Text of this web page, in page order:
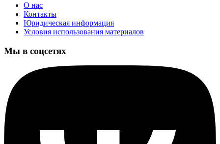
О нас
Контакты
Юридическая информация
Условия использования материалов
Мы в соцсетях